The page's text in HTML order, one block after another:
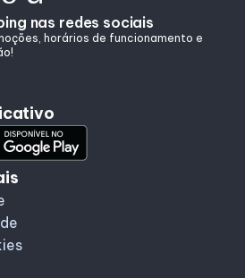
nas redes sociais
horários de funcionamento e